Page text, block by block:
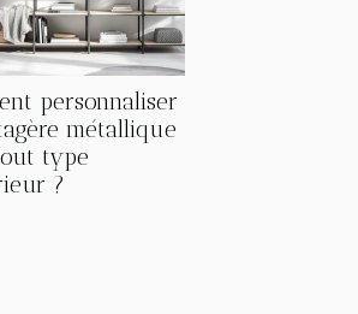
personnaliser
métallique
type
?